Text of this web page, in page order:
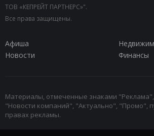
ТОВ «КЕПРЕЙТ ПАРТНЕРС»".
Все права защищены.
Афиша
Новости
Финансы
Материалы, отмеченные знаками "Реклама",
"Новости компаний", "Актуально", "Промо",
правах рекламы.